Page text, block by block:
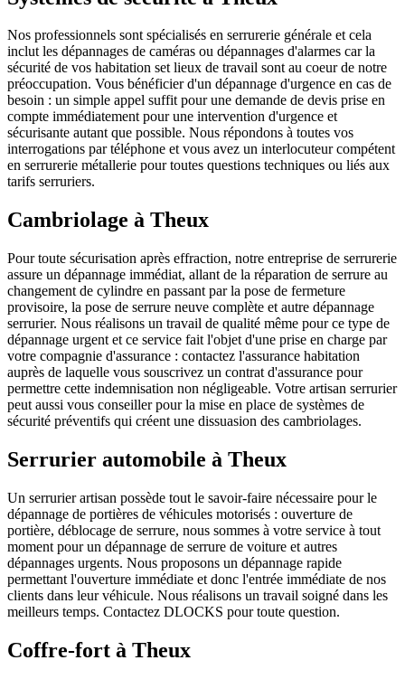
Nos professionnels sont spécialisés en serrurerie générale et cela
inclut les dépannages de caméras ou dépannages d'alarmes car la
sécurité de vos habitation set lieux de travail sont au coeur de notre
préoccupation. Vous bénéficier d'un dépannage d'urgence en cas de
besoin : un simple appel suffit pour une demande de devis prise en
compte immédiatement pour une intervention d'urgence et
sécurisante autant que possible. Nous répondons à toutes vos
interrogations par téléphone et vous avez un interlocuteur compétent
en serrurerie métallerie pour toutes questions techniques ou liés aux
tarifs serruriers.
Cambriolage à Theux
Pour toute sécurisation après effraction, notre entreprise de serrurerie
assure un dépannage immédiat, allant de la réparation de serrure au
changement de cylindre en passant par la pose de fermeture
provisoire, la pose de serrure neuve complète et autre dépannage
serrurier. Nous réalisons un travail de qualité même pour ce type de
dépannage urgent et ce service fait l'objet d'une prise en charge par
votre compagnie d'assurance : contactez l'assurance habitation
auprès de laquelle vous souscrivez un contrat d'assurance pour
permettre cette indemnisation non négligeable. Votre artisan serrurier
peut aussi vous conseiller pour la mise en place de systèmes de
sécurité préventifs qui créent une dissuasion des cambriolages.
Serrurier automobile à Theux
Un serrurier artisan possède tout le savoir-faire nécessaire pour le
dépannage de portières de véhicules motorisés : ouverture de
portière, déblocage de serrure, nous sommes à votre service à tout
moment pour un dépannage de serrure de voiture et autres
dépannages urgents. Nous proposons un dépannage rapide
permettant l'ouverture immédiate et donc l'entrée immédiate de nos
clients dans leur véhicule. Nous réalisons un travail soigné dans les
meilleurs temps. Contactez DLOCKS pour toute question.
Coffre-fort à Theux